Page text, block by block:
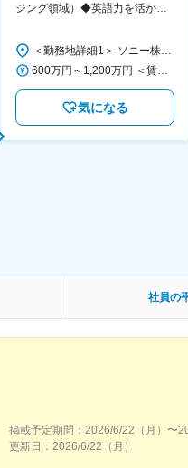
ジング領域）◆英語力を活か
気になる
社員の
掲載予定期間： 2026/6/22（月） 〜
更新日： 2026/6/22（月）